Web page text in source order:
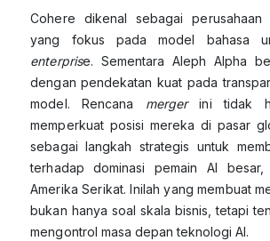
Cohere dikenal sebagai perusahaan
yang fokus pada model bahasa
enterprise. Sementara Aleph Alpha
dengan pendekatan kuat pada
model. Rencana mergerini tidak
memperkuat posisi mereka di pasar
sebagai langkah strategis untuk
terhadap dominasi pemain AI besar,
Amerika Serikat. Inilah yang membuat
bukan hanya soal skala bisnis, tetapi
mengontrol masa depan teknologi AI.